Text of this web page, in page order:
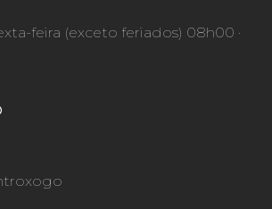
feira (exceto feriados) 08h00 ·